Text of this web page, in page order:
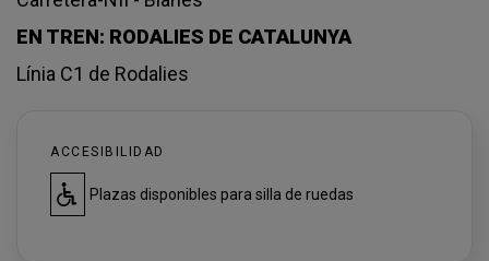
EN TREN: RODALIES DE CATALUNYA
Línia C1 de Rodalies
ACCESIBILIDAD
Plazas disponibles para silla de ruedas